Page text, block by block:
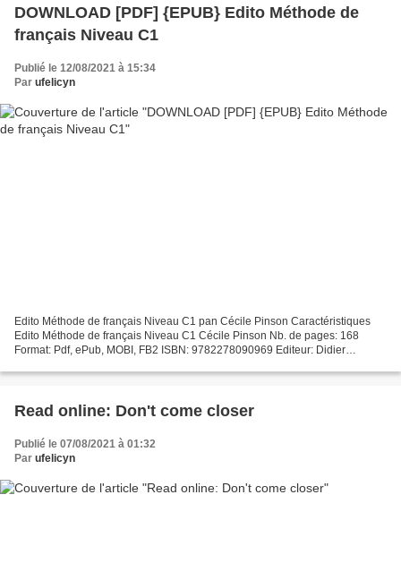
DOWNLOAD [PDF] {EPUB} Edito Méthode de
français Niveau C1
Publié le 12/08/2021 à 15:34
Par ufelicyn
Edito Méthode de français Niveau C1 pan Cécile Pinson Caractéristiques
Edito Méthode de français Niveau C1 Cécile Pinson Nb. de pages: 168
Format: Pdf, ePub, MOBI, FB2 ISBN: 9782278090969 Editeur: Didier
Read online: Don't come closer
Publié le 07/08/2021 à 01:32
Par ufelicyn